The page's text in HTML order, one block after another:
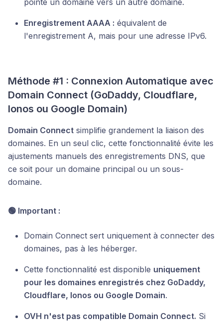
pointe un domaine vers un autre domaine.
Enregistrement AAAA : équivalent de
l'enregistrement A, mais pour une adresse IPv6.
Méthode #1 : Connexion Automatique avec
Domain Connect (GoDaddy, Cloudflare,
Ionos ou Google Domain)
Domain Connect simplifie grandement la liaison des
domaines. En un seul clic, cette fonctionnalité évite les
ajustements manuels des enregistrements DNS, que
ce soit pour un domaine principal ou un sous-
domaine.
🟢 Important :
Domain Connect sert uniquement à connecter des
domaines, pas à les héberger.
Cette fonctionnalité est disponible uniquement
pour les domaines enregistrés chez GoDaddy,
Cloudflare, Ionos ou Google Domain.
OVH n'est pas compatible Domain Connect. Si